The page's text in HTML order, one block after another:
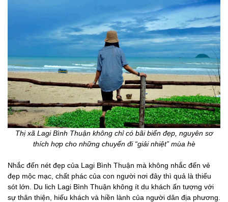
Thị xã Lagi Bình Thuận không chỉ có bãi biển đẹp, nguyên sơ
thích hợp cho những chuyến đi “giải nhiệt” mùa hè
Nhắc đến nét đẹp của Lagi Bình Thuận mà không nhắc đến vẻ
đẹp mộc mạc, chất phác của con người nơi đây thì quả là thiếu
sót lớn. Du lich Lagi Bình Thuận không ít du khách ấn tượng với
sự thân thiện, hiếu khách và hiền lành của người dân địa phương.